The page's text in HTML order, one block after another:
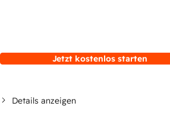
Jetzt kostenlos starten
Details anzeigen